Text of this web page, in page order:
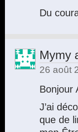
Du
Mymy
26 août
Bonjour
J’ai
que de